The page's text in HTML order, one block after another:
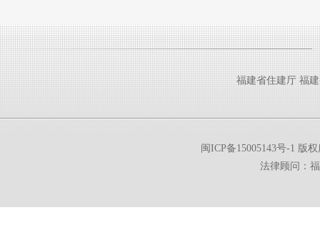
福建省住建厅 福
闽ICP备15005143号-1 版
法律顾问：